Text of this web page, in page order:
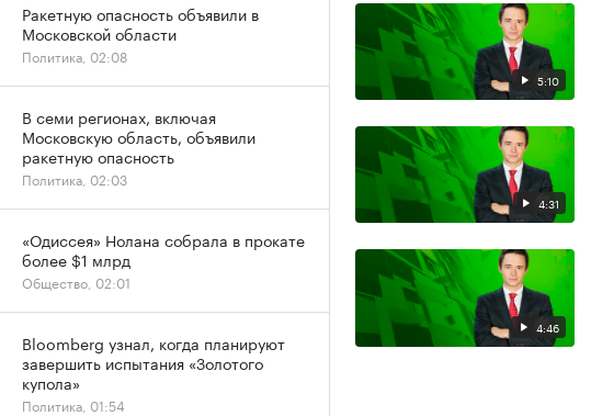
5:10
4:31
4:46
Ракетную опасность объявили в
Московской области
Политика, 02:08
В семи регионах, включая
Московскую область, объявили
ракетную опасность
Политика, 02:03
«Одиссея» Нолана собрала в прокате
более $1 млрд
Общество, 02:01
Bloomberg узнал, когда планируют
завершить испытания «Золотого
купола»
Политика, 01:54